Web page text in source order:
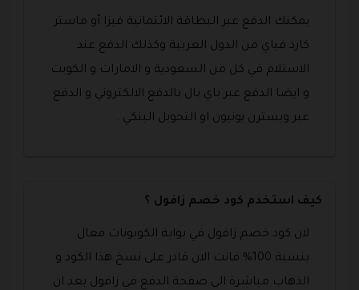
يمكنك الدفع عبر البطاقة الائتمانية فيزا أو ماستر
كارد فياي من الدول العربية وكذلك الدفع عند
الاستلام في كل من السعودية و الامارات و الكويت
و ايضا الدفع عبر باي بال بالدفع الالكتروني و الدفع
عبر ويسترن يونيون او التحويل البنكي .
كيف استخدم كود خصم زافول ؟
لان كود خصم زافول في بوابة الكوبونات فعال
بنسبة 100% فانت الان قادر على نسخ هذا الكود و
الذهاب مباشرة الى صفحة الدفع في زافول بعد ان